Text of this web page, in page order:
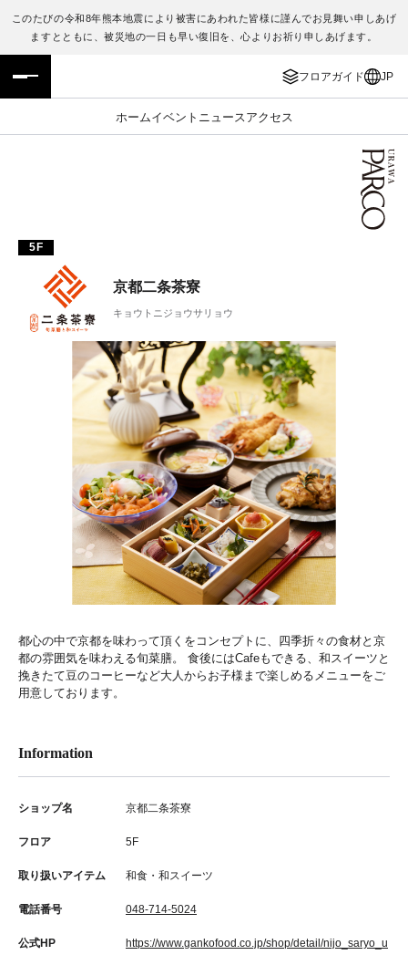
このたびの令和8年熊本地震により被害にあわれた皆様に謹んでお見舞い申しあげ
ますとともに、被災地の一日も早い復旧を、心よりお祈り申しあげます。
フロアガイド JP
ホームイベント ニュース アクセス
フロアガイド
施設案内・アクセス
TAX FREE
PARCOメンバーズ
ENGLISH
繁体字
日本語
5F
京都二条茶寮
キョウトニジョウサリョウ
都心の中で京都を味わって頂くをコンセプトに、四季折々の食材と京
都の雰囲気を味わえる旬菜膳。 食後にはCafeもできる、和スイーツと
挽きたて豆のコーヒーなど大人からお子様まで楽しめるメニューをご
用意しております。
Information
ショップ名 京都二条茶寮
フロア 5F
取り扱いアイテム 和食・和スイーツ
電話番号 048-714-5024
公式HP
https://www.gankofood.co.jp/shop/detail/nijo_saryo_u